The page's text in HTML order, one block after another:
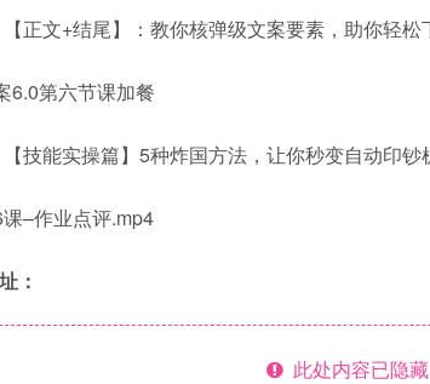
正文+结尾】：教你核弹级文案要素，助你轻松
6.0第六节课加餐
技能实操篇】5种炸国方法，让你秒变自动印钞
–作业点评.mp4
：
此处内容已隐